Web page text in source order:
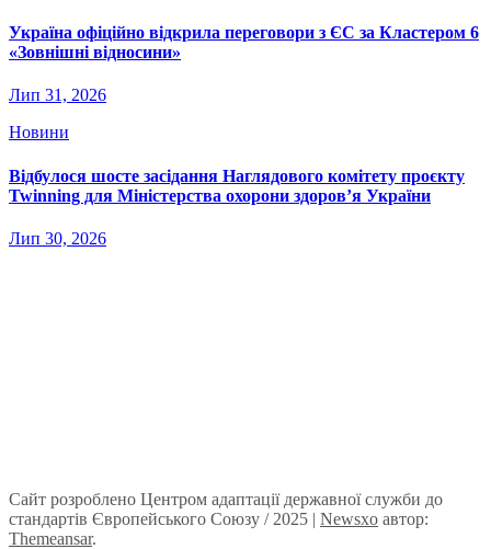
Україна офіційно відкрила переговори з ЄС за Кластером 6
«Зовнішні відносини»
Лип 31, 2026
Новини
Відбулося шосте засідання Наглядового комітету проєкту
Twinning для Міністерства охорони здоров’я України
Лип 30, 2026
Сайт розроблено Центром адаптації державної служби до
стандартів Європейського Союзу / 2025 | Newsxo автор:
Themeansar.